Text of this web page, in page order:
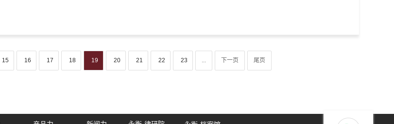
15 16 17 18 19 20 21 22 23 下一页 尾页